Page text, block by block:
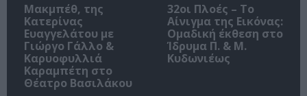
Μακμπέθ, της
Κατερίνας
Ευαγγελάτου με
Γιώργο Γάλλο &
Καρυοφυλλιά
Καραμπέτη στο
Θέατρο Βασιλάκου
32οι Πλοές – Το
Αίνιγμα της Εικόνας:
Ομαδική έκθεση στο
Ίδρυμα Π. & Μ.
Κυδωνιέως